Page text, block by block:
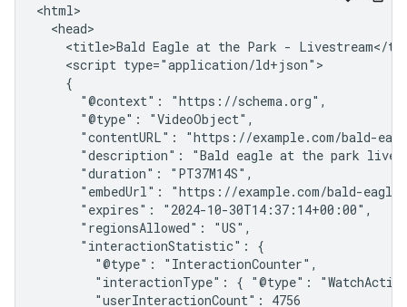
<html>
  <head>
<title>Bald Eagle at the Park - Livestream</
    <script type="application/ld+json">
    {
      "@context": "https://schema.org",
      "@type": "VideoObject",
"contentURL": "https://example.com/bald-
"description": "Bald eagle at the park
      "duration": "PT37M14S",
"embedUrl": "https://example.com/bald-
      "expires": "2024-10-30T14:37:14+00:00",
      "regionsAllowed": "US",
      "interactionStatistic": {
        "@type": "InteractionCounter",
"interactionType": { "@type":
        "userInteractionCount": 4756